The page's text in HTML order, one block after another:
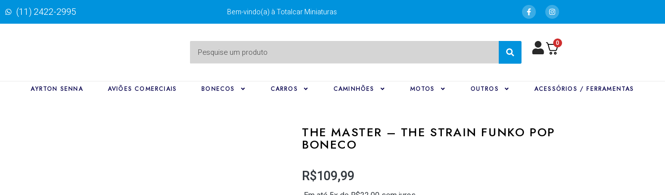
(11) 2422-2995 Bem-vindo(a) à Totalcar Miniaturas
0
AYRTON SENNA AVIÕES COMERCIAIS BONECOS CARROS CAMINHÕES MOTOS OUTROS ACESSÓRIOS / FERRAMENTAS
THE MASTER – THE STRAIN FUNKO POP
BONECO
R$109,99